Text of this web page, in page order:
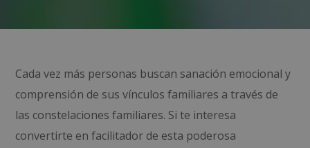
Cada vez más personas buscan sanación emocional y
comprensión de sus vínculos familiares a través de
las constelaciones familiares. Si te interesa
convertirte en facilitador de esta poderosa